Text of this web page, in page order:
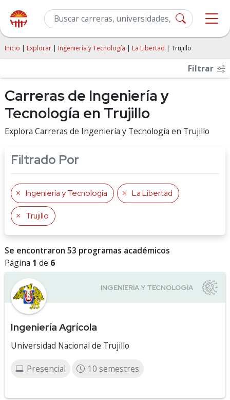
Inicio | Explorar | Ingeniería y Tecnología | La Libertad | Trujillo
Filtrar
Carreras de Ingeniería y
Tecnología en Trujillo
Explora Carreras de Ingeniería y Tecnología en Trujillo
Filtrado Por
Ingeniería y Tecnología La Libertad
Trujillo
Se encontraron 53 programas académicos
Página 1 de 6
Ingeniería Agrícola
Universidad Nacional de Trujillo
Presencial 10 semestres